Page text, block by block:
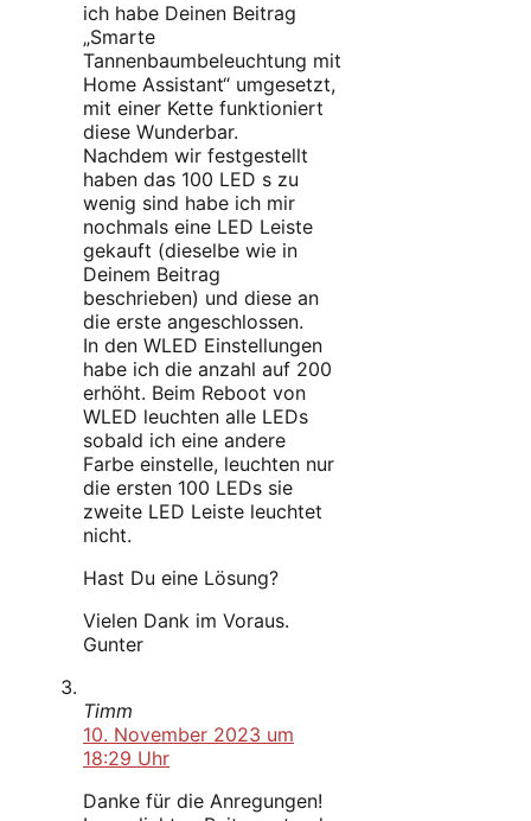
ich habe Deinen Beitrag
„Smarte
Tannenbaumbeleuchtung mit
Home Assistant“ umgesetzt,
mit einer Kette funktioniert
diese Wunderbar.
Nachdem wir festgestellt
haben das 100 LED s zu
wenig sind habe ich mir
nochmals eine LED Leiste
gekauft (dieselbe wie in
Deinem Beitrag
beschrieben) und diese an
die erste angeschlossen.
In den WLED Einstellungen
habe ich die anzahl auf 200
erhöht. Beim Reboot von
WLED leuchten alle LEDs
sobald ich eine andere
Farbe einstelle, leuchten nur
die ersten 100 LEDs sie
zweite LED Leiste leuchtet
nicht.
Hast Du eine Lösung?
Vielen Dank im Voraus.
Gunter
Timm
10. November 2023 um
18:29 Uhr
Danke für die Anregungen!